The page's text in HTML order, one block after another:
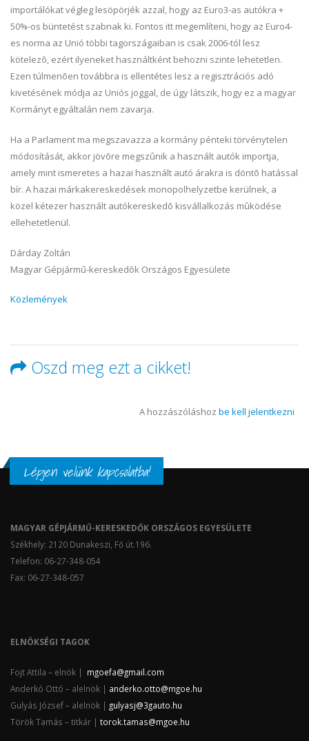
importálókat végleg lesöpörjék azzal, hogy az Euro3-as autókra +
50%-os büntetést szabnak ki. Fontos itt megemlíteni, hogy az Euro4-
es norma az Unió többi tagországaiban is csak 2006-tól lesz
kötelezõ, ezért ilyeneket használtként behozni szinte lehetetlen.
Ezen túlmenõen továbbra is ellentétes lesz a regisztrációs adó
kivetésének módja az Uniós joggal, de úgy látszik, hogy ez a magyar
Kormányt egyáltalán nem zavarja.
Ha a Parlament ma megszavazza a kormány pénteki törvénytelen
módosítását, akkor jövõre megszûnik a használt autók importja,
amely mint ismeretes a hazai használt autó árakra is döntõ hatással
bír. A hazai márkakereskedések monopolhelyzetbe kerülnek, a
közel kétezer használt autókereskedõ kisvállalkozás mûködése
ellehetetlenül.
Dárday Zoltán
Magyar Gépjármű-kereskedõk Országos Egyesülete
Közlemények
Oszd meg ezt a cikket!
A hozzászóláshoz be kell jelentkezni
Lépjen velünk kapcsolatba!
MAGYAR GÉPJÁRMŰ-KERESKEDŐK ORSZÁGOS EGYESÜLETE
Székhely: 2120 Dunakeszi, Fő út.196.
Telefon: 06-27-348-054
Fax: 06-27-348-057
ELNÖKSÉGI TAGOK
Fojt Attila – elnök | mgoefa@gmail.com
Anderkó Ottó – alelnök | anderko.otto@mgoe.hu
Gulyás József – alelnök | gulyasj@3gauto.hu
Török Tamás – titkár | torok.tamas@mgoe.hu